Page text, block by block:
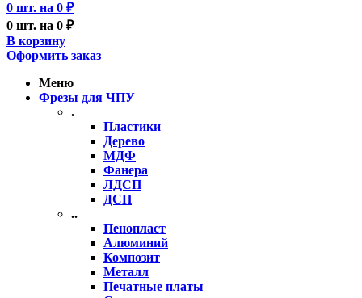
0 шт. на 0 ₽
0 шт. на 0 ₽
В корзину
Оформить заказ
Меню
Фрезы для ЧПУ
.
Пластики
Дерево
МДФ
Фанера
ЛДСП
ДСП
..
Пенопласт
Алюминий
Композит
Металл
Печатные платы